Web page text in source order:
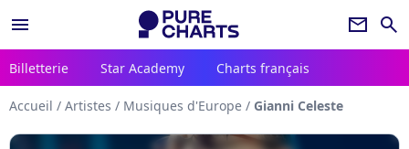
menu newsletter search
Billetterie Star Academy Charts français
Accueil / Artistes / Musiques d'Europe / Gianni Celeste